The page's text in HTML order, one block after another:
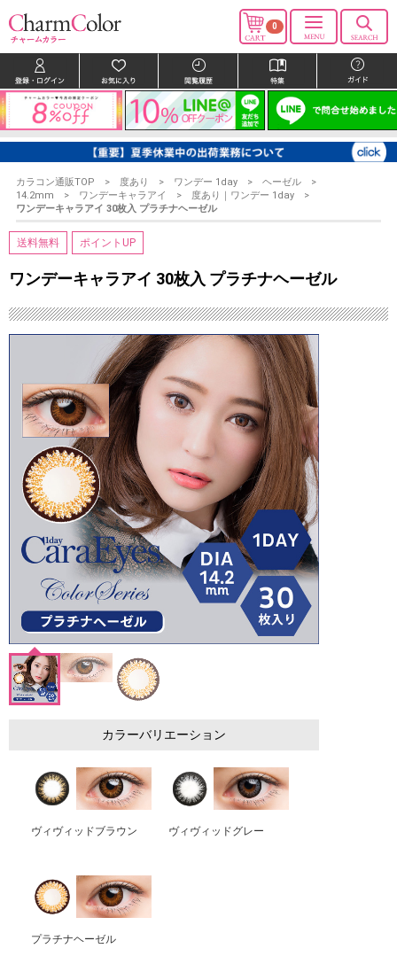
0
カラコン通販TOP 度あり ワンデー 1day
ヘーゼル
14.2mm
ワンデーキャラアイ
度あり｜ワンデー 1day
ワンデーキャラアイ 30枚入 プラチナヘーゼル
送料無料 ポイントUP
ワンデーキャラアイ 30枚入 プラチナヘーゼル
カラーバリエーション
ヴィヴィッドブラウン ヴィヴィッドグレー
プラチナヘーゼル